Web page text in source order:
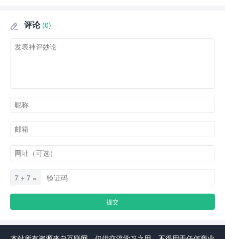
 评论 (0)
7 + 7 =